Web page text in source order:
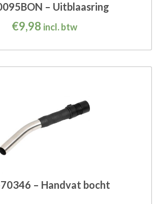
– Uitblaasring
€9,98 incl. btw
– Handvat bocht